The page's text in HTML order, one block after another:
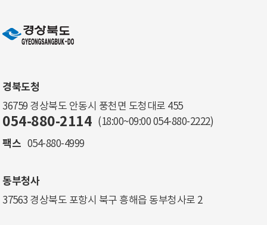
경북도청
36759 경상북도 안동시 풍천면 도청대로 455
054-880-2114 (18:00~09:00 054-880-2222)
팩스 054-880-4999
동부청사
37563 경상북도 포항시 북구 흥해읍 동부청사로 2